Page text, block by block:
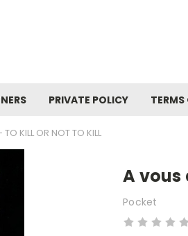
PRIVATE POLICY TERMS
KILL OR NOT TO KILL
A vous
Pocket